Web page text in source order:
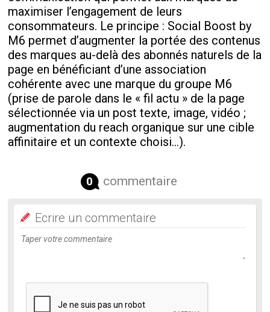
maximiser l’engagement de leurs
consommateurs. Le principe : Social Boost by
M6 permet d’augmenter la portée des contenus
des marques au-delà des abonnés naturels de la
page en bénéficiant d’une association
cohérente avec une marque du groupe M6
(prise de parole dans le « fil actu » de la page
sélectionnée via un post texte, image, vidéo ;
augmentation du reach organique sur une cible
affinitaire et un contexte choisi…).
0 commentaire
Ecrire un commentaire